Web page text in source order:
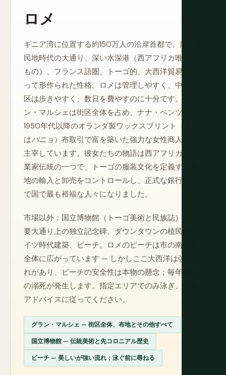
ロメ
ギニア湾に位置する約150万人の沿岸首都で、広い植
民地時代の大通り、深い水深港（西アフリカ唯一の
もの）、フランス語圏、トーゴ的、大西洋貿易によ
って形作られた性格。ロメは管理しやすく、中央地
区は歩きやすく、数日を費やすのに十分です。グラ
ン・マルシェは街区全体を占め、ナナ・ベンツ —
1950年代以降のオランダ製ワックスプリント（また
はパニョ ）布取引で富を築いた強力な女性商人 — が
主宰しています。彼女たちの物語は西アフリカの起
業家伝統の一つで、トーゴの服装文化を定義する布
地の輸入と卸売をコントロールし、正式な銀行なし
で国で最も裕福な人々になりました。
市場以外：国立博物館（トーゴ美術と民族誌）、主
要大通り上の独立記念碑、ダウンタウンの植民地ド
イツ時代建築、ビーチ。ロメのビーチは市の南部端
全体に広がっています — しかしここ大西洋は強い流
れがあり、ビーチの安全性は本物の懸念；毎年数件
の溺死が発生します。指定エリアでのみ泳ぎ、現地
アドバイスに従ってください。
グラン・マルシェ — 街区全体、布地とその他すべて
国立博物館 — 伝統美術と先コロニアル歴史
ビーチ — 美しいが強い流れ；泳ぐ前に尋ねる